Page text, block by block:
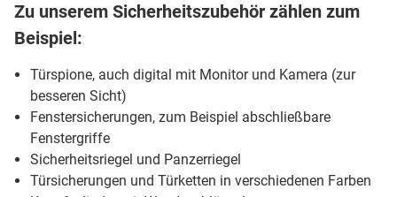
Zu unserem Sicherheitszubehör zählen zum
Beispiel:
Türspione, auch digital mit Monitor und Kamera (zur
besseren Sicht)
Fenstersicherungen, zum Beispiel abschließbare
Fenstergriffe
Sicherheitsriegel und Panzerriegel
Türsicherungen und Türketten in verschiedenen Farben